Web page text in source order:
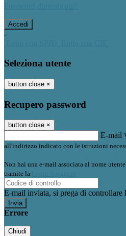
-
Seleziona utente
button close ×
Recupero password
button close ×
E-mail
all'indirizzo indicato con le istruzioni
Non hai una e-mail associata al nome
tramite la
E-mail inviata, si prega di controllare
Errore
Chiudi